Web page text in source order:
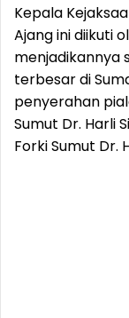
Kepala
Ajang ini diikuti
menjadikannya
terbesar di
penyerahan
Sumut Dr. Harli
Forki Sumut Dr.